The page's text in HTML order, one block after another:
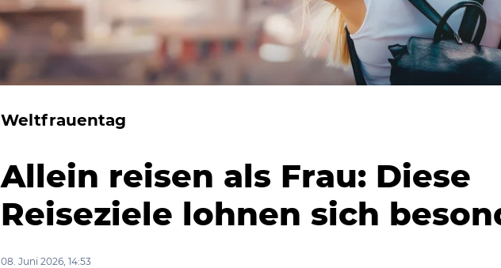
Weltfrauentag
Allein reisen als Frau: Diese
Reiseziele lohnen sich
08. Juni 2026, 14:53